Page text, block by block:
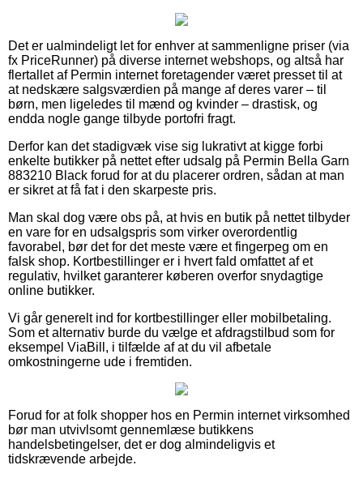
Det er ualmindeligt let for enhver at sammenligne priser (via
fx PriceRunner) på diverse internet webshops, og altså har
flertallet af Permin internet foretagender været presset til at
at nedskære salgsværdien på mange af deres varer – til
børn, men ligeledes til mænd og kvinder – drastisk, og
endda nogle gange tilbyde portofri fragt.
Derfor kan det stadigvæk vise sig lukrativt at kigge forbi
enkelte butikker på nettet efter udsalg på Permin Bella Garn
883210 Black forud for at du placerer ordren, sådan at man
er sikret at få fat i den skarpeste pris.
Man skal dog være obs på, at hvis en butik på nettet tilbyder
en vare for en udsalgspris som virker overordentlig
favorabel, bør det for det meste være et fingerpeg om en
falsk shop. Kortbestillinger er i hvert fald omfattet af et
regulativ, hvilket garanterer køberen overfor snydagtige
online butikker.
Vi går generelt ind for kortbestillinger eller mobilbetaling.
Som et alternativ burde du vælge et afdragstilbud som for
eksempel ViaBill, i tilfælde af at du vil afbetale
omkostningerne ude i fremtiden.
Forud for at folk shopper hos en Permin internet virksomhed
bør man utvivlsomt gennemlæse butikkens
handelsbetingelser, det er dog almindeligvis et
tidskrævende arbejde.